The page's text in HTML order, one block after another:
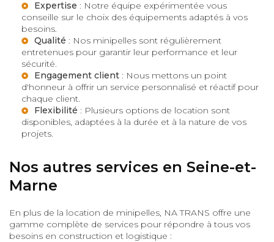
Expertise : Notre équipe expérimentée vous
conseille sur le choix des équipements adaptés à vos
besoins.
Qualité : Nos minipelles sont régulièrement
entretenues pour garantir leur performance et leur
sécurité.
Engagement client : Nous mettons un point
d'honneur à offrir un service personnalisé et réactif pour
chaque client.
Flexibilité : Plusieurs options de location sont
disponibles, adaptées à la durée et à la nature de vos
projets.
Nos autres services en Seine-et-
Marne
En plus de la location de minipelles, NA TRANS offre une
gamme complète de services pour répondre à tous vos
besoins en construction et logistique :